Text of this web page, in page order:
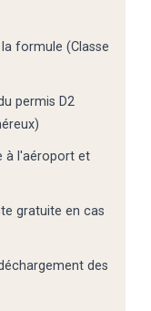
formule (Classe
permis D2
à l'aéroport et
gratuite en cas
des